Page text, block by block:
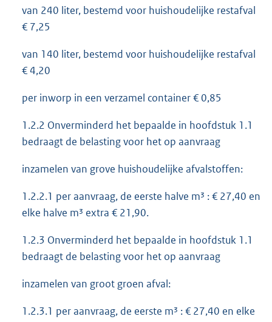
van 240 liter, bestemd voor huishoudelijke restafval
€ 7,25
van 140 liter, bestemd voor huishoudelijke restafval
€ 4,20
per inworp in een verzamel container € 0,85
1.2.2 Onverminderd het bepaalde in hoofdstuk 1.1
bedraagt de belasting voor het op aanvraag
inzamelen van grove huishoudelijke afvalstoffen:
1.2.2.1 per aanvraag, de eerste halve m³ : € 27,40 en
elke halve m³ extra € 21,90.
1.2.3 Onverminderd het bepaalde in hoofdstuk 1.1
bedraagt de belasting voor het op aanvraag
inzamelen van groot groen afval:
1.2.3.1 per aanvraag, de eerste m³ : € 27,40 en elke